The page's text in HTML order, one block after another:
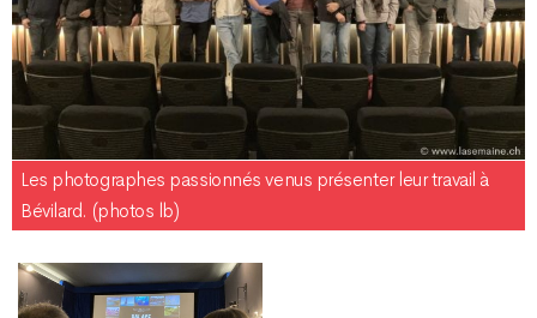
Les photographes passionnés venus présenter leur travail à
Bévilard. (photos lb)